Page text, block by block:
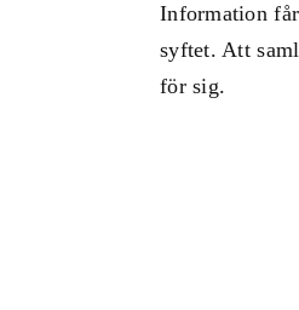
Information
syftet. Att
för sig.